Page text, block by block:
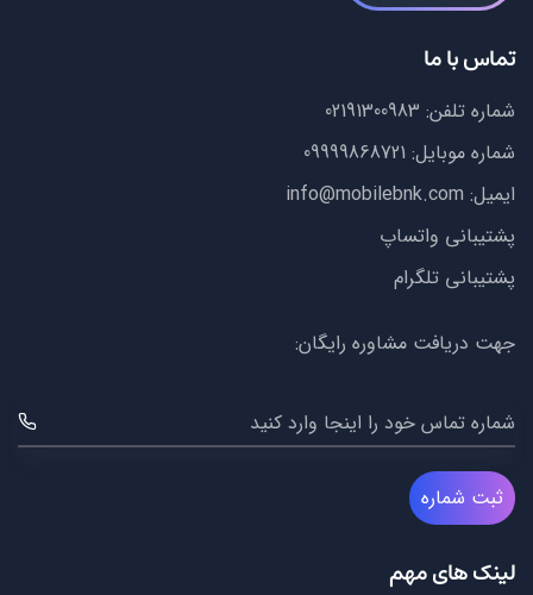
تماس با ما
شماره تلفن: 02191300983
شماره موبایل: 09999868721
ایمیل: info@mobilebnk.com
پشتیبانی واتساپ
پشتیبانی تلگرام
جهت دریافت مشاوره رایگان:
شماره تماس خود را اینجا وارد کنید
ثبت شماره
لینک های مهم